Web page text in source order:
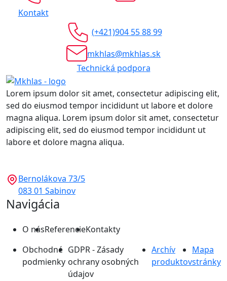
Kontakt
(+421)904 55 88 99
mkhlas@mkhlas.sk
Technická podpora
Lorem ipsum dolor sit amet, consectetur adipiscing elit,
sed do eiusmod tempor incididunt ut labore et dolore
magna aliqua. Lorem ipsum dolor sit amet, consectetur
adipiscing elit, sed do eiusmod tempor incididunt ut
labore et dolore magna aliqua.
Bernolákova 73/5
083 01 Sabinov
Navigácia
O násReferencieKontakty
Obchodné
podmienky
GDPR - Zásady
ochrany osobných
údajov
Archív
produktov
Mapa
stránky